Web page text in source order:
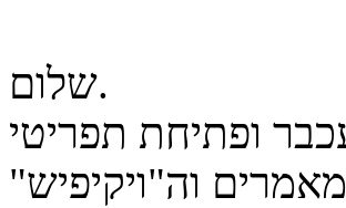
שלום.
ופתיחת תפריטי
וה"ויקיפיש"